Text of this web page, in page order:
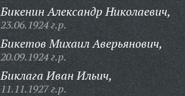
Бикенин Александр Николаевич,
23.06.1924 г.р.
Бикетов Михаил Аверьянович,
20.09.1924 г.р.
Биклага Иван Ильич,
11.11.1927 г.р.